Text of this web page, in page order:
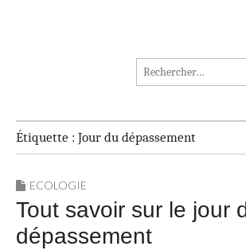
MADININ'ART
Rechercher :
Étiquette : Jour du dépassement
ECOLOGIE
Tout savoir sur le jour
dépassement